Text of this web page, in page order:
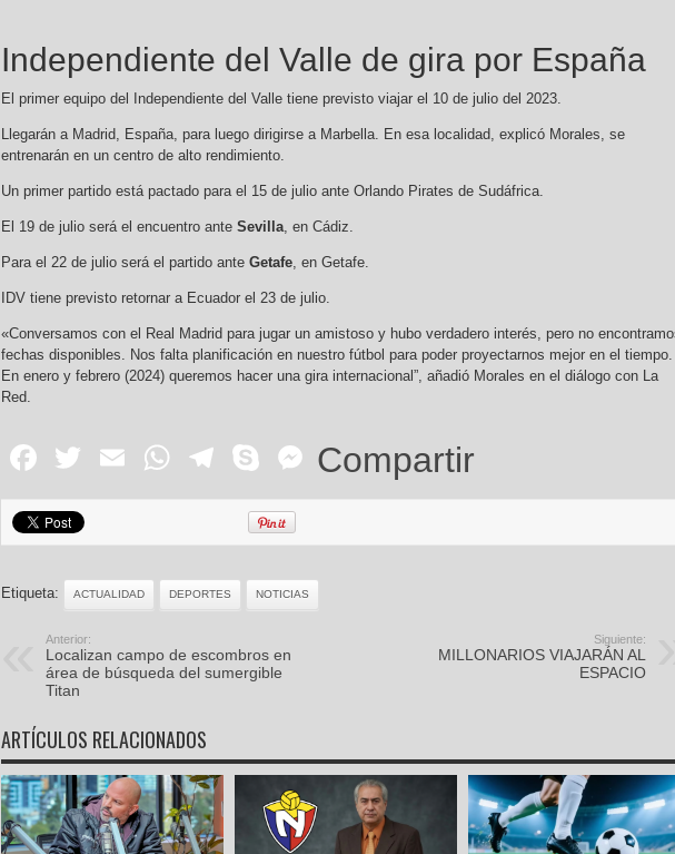
Independiente del Valle de gira por España
El primer equipo del Independiente del Valle tiene previsto viajar el 10 de julio del 2023.
Llegarán a Madrid, España, para luego dirigirse a Marbella. En esa localidad, explicó Morales, se
entrenarán en un centro de alto rendimiento.
Un primer partido está pactado para el 15 de julio ante Orlando Pirates de Sudáfrica.
El 19 de julio será el encuentro ante Sevilla , en Cádiz.
Para el 22 de julio será el partido ante Getafe , en Getafe.
IDV tiene previsto retornar a Ecuador el 23 de julio.
«Conversamos con el Real Madrid para jugar un amistoso y hubo verdadero interés, pero no
fechas disponibles. Nos falta planificación en nuestro fútbol para poder proyectarnos mejor en el tiempo.
En enero y febrero (2024) queremos hacer una gira internacional”, añadió Morales en el diálogo con La
Red.
Facebook
Twitter
EmailWhatsApp
Telegram
SkypeMessenger
Compartir
Etiqueta: ACTUALIDAD DEPORTES NOTICIAS
Anterior:
Localizan campo de escombros en
área de búsqueda del sumergible
Titan
Siguiente:
MILLONARIOS VIAJARÁN AL
ESPACIO
ARTÍCULOS RELACIONADOS